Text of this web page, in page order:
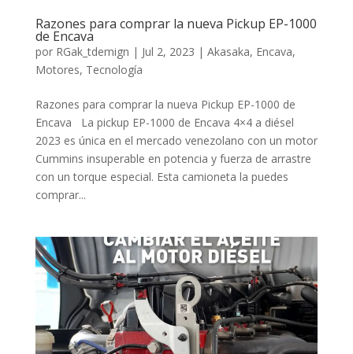
Razones para comprar la nueva Pickup EP-1000
de Encava
por RGak_tdemign | Jul 2, 2023 | Akasaka, Encava,
Motores, Tecnología
Razones para comprar la nueva Pickup EP-1000 de
Encava La pickup EP-1000 de Encava 4×4 a diésel
2023 es única en el mercado venezolano con un motor
Cummins insuperable en potencia y fuerza de arrastre
con un torque especial. Esta camioneta la puedes
comprar...